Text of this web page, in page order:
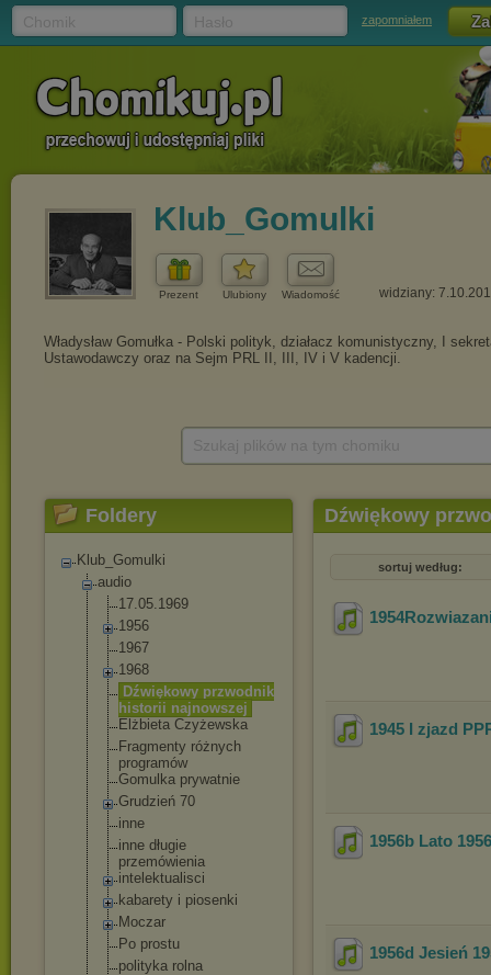
zapomniałem
Klub_Gomulki
Prezent Ulubiony Wiadomość widziany:
Foldery
Klub_Gomulki
audio
17.05.1969
1956
1967
1968
Dźwiękowy przwodnik
historii najnowszej
Elżbieta Czyżewska
Fragmenty różnych
programów
Gomulka prywatnie
Grudzień 70
inne
inne długie
przemówienia
intelektualisci
kabarety i piosenki
Moczar
Po prostu
polityka rolna
Dźwiękowy
sortuj według:
1945 I zjazd
1956b Lato 1956
1956d Jesień